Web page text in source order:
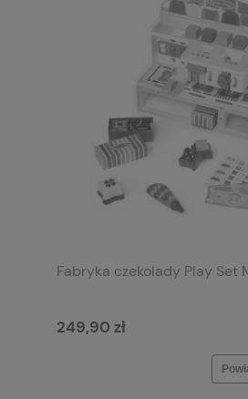
Fabryka czekolady Play Set
249,90 zł